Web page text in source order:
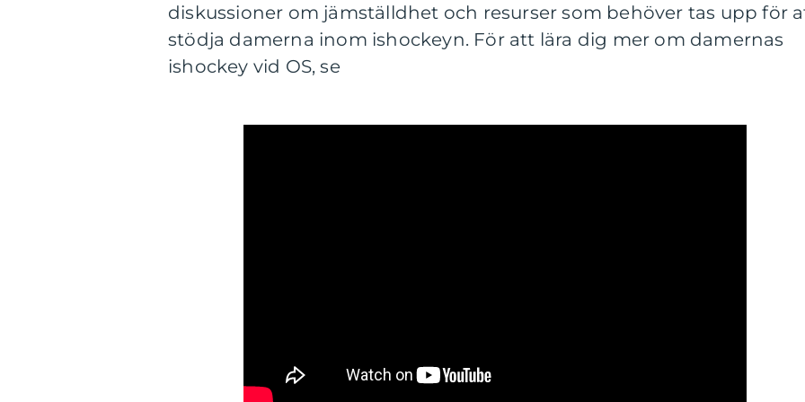
diskussioner om jämställdhet och resurser som behöver tas upp för
stödja damerna inom ishockeyn. För att lära dig mer om damernas
ishockey vid OS, se